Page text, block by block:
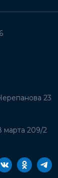
23
марта 209/2